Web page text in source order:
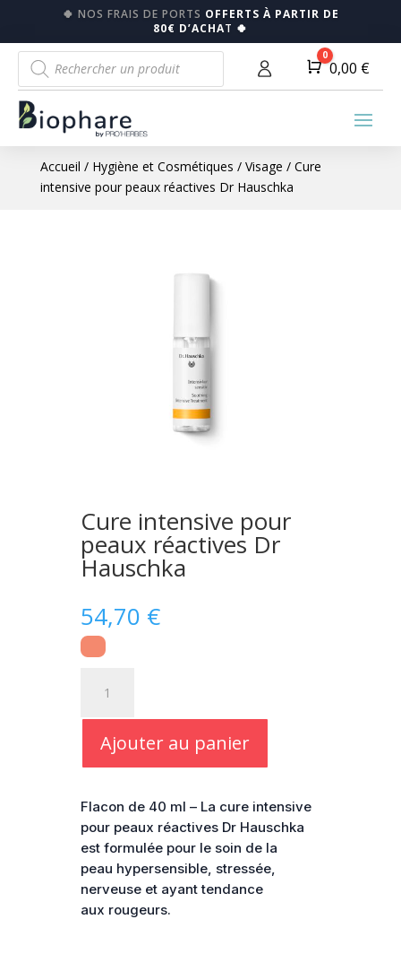
🍀 NOS FRAIS DE PORTS OFFERTS À PARTIR DE
80€ D’ACHAT 🍀
Recherche
de
produits
Panier
0
0,00 €
Accueil / Hygiène et Cosmétiques / Visage / Cure
intensive pour peaux réactives Dr Hauschka
Cure intensive pour
peaux réactives Dr
Hauschka
54,70 €
Cure
intensive
réactives
Dr
Hauschka
Ajouter au panier
Flacon de 40 ml – La cure intensive
pour peaux réactives Dr Hauschka
est formulée pour le soin de la
peau hypersensible, stressée,
nerveuse et ayant tendance
aux rougeurs.